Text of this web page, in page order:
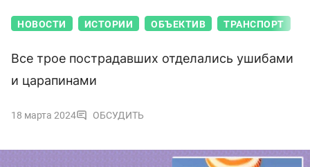
НОВОСТИ ИСТОРИИ ОБЪЕКТИВ ТРАНСПОРТ
Все трое пострадавших отделались ушибами
и царапинами
18 марта 2024 ОБСУДИТЬ